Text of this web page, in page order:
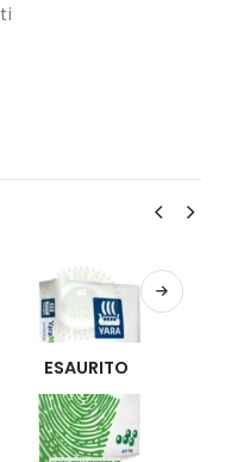
ESAURITO